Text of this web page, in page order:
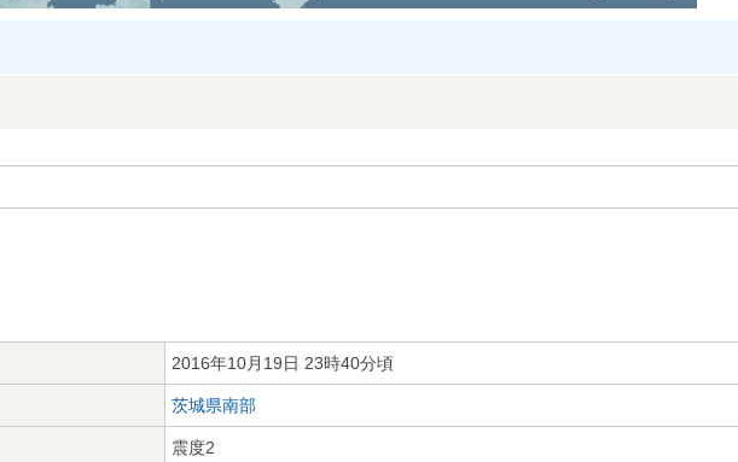
2016年10月19日 23時40分頃
茨城県南部
震度2